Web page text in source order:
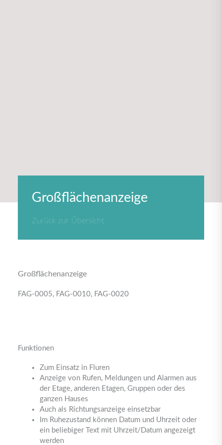
Großflächenanzeige
Zurück zur Übersicht
Großflächenanzeige
FAG-0005, FAG-0010, FAG-0020
Funktionen
Zum Einsatz in Fluren
Anzeige von Rufen, Meldungen und Alarmen aus
der Etage, anderen Etagen, Gruppen oder des
ganzen Hauses
Auch als Richtungsanzeige einsetzbar
Im Ruhezustand können Datum und Uhrzeit oder
ein beliebiger Text mit Uhrzeit/Datum angezeigt
werden